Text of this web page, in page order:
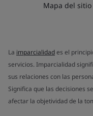
Mapa del sitio
La imparcialidades el
servicios. Imparcialidad
sus relaciones con las
Significa que las decisiones
afectar la objetividad de la